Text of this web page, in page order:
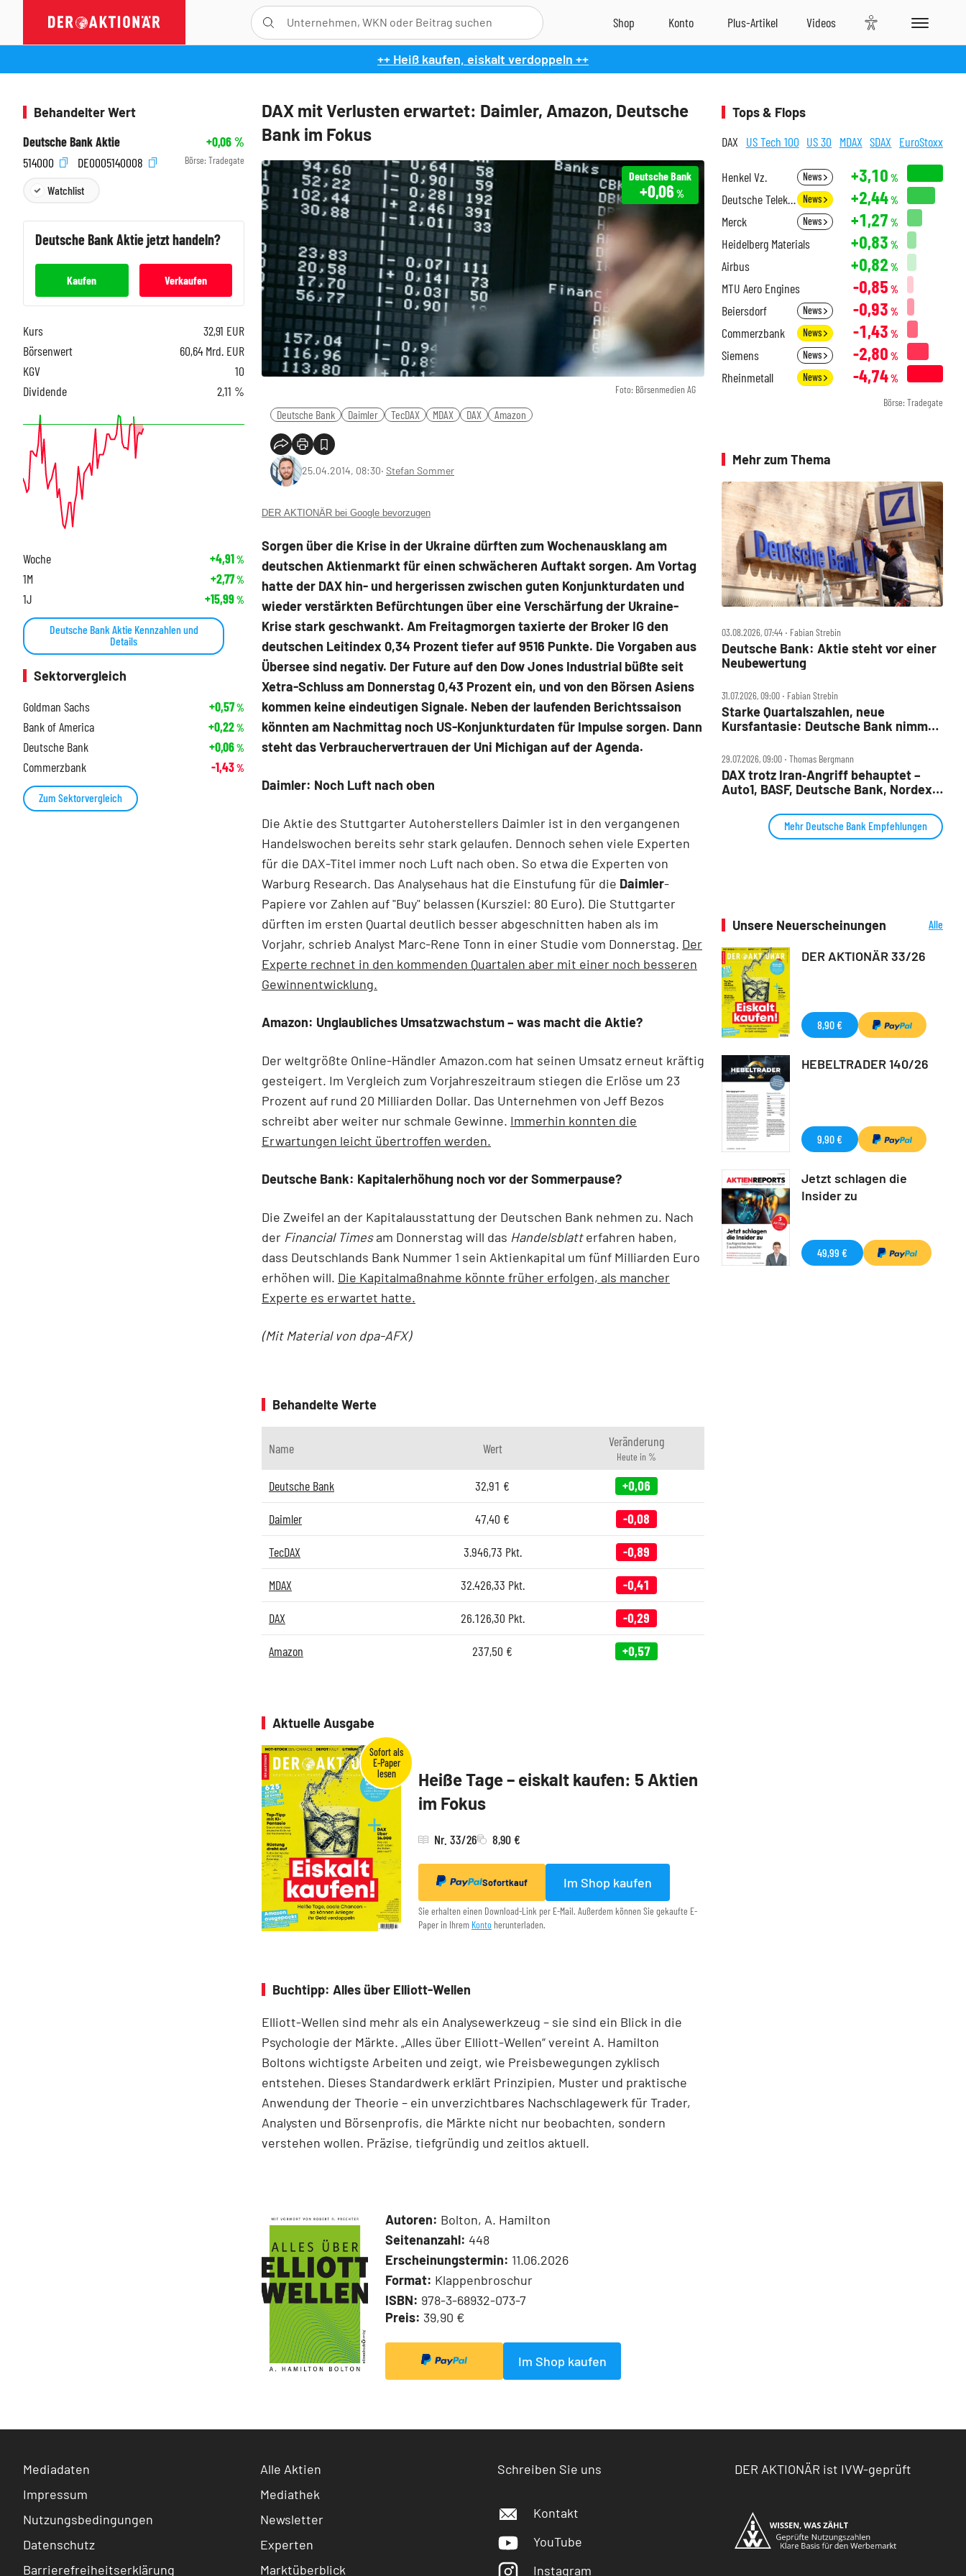
++ Heiß kaufen, eiskalt verdoppeln ++
DAX mit Verlusten erwartet: Daimler, Amazon, Deutsche
Bank im Fokus
Foto: Börsenmedien AG
Deutsche Bank
+0,06 %
Deutsche Bank Daimler TecDAX MDAX DAX Amazon
25.04.2014, 08:30‧ Stefan Sommer
DER AKTIONÄR bei Google bevorzugen
Sorgen über die Krise in der Ukraine dürften zum Wochenausklang am
deutschen Aktienmarkt für einen schwächeren Auftakt sorgen. Am Vortag
hatte der DAX hin- und hergerissen zwischen guten Konjunkturdaten und
wieder verstärkten Befürchtungen über eine Verschärfung der Ukraine-
Krise stark geschwankt. Am Freitagmorgen taxierte der Broker IG den
deutschen Leitindex 0,34 Prozent tiefer auf 9516 Punkte. Die Vorgaben aus
Übersee sind negativ. Der Future auf den Dow Jones Industrial büßte seit
Xetra-Schluss am Donnerstag 0,43 Prozent ein, und von den Börsen Asiens
kommen keine eindeutigen Signale. Neben der laufenden Berichtssaison
könnten am Nachmittag noch US-Konjunkturdaten für Impulse sorgen. Dann
steht das Verbrauchervertrauen der Uni Michigan auf der Agenda.
Daimler: Noch Luft nach oben
Die Aktie des Stuttgarter Autoherstellers Daimler ist in den vergangenen
Handelswochen bereits sehr stark gelaufen. Dennoch sehen viele Experten
für die DAX-Titel immer noch Luft nach oben. So etwa die Experten von
Warburg Research. Das Analysehaus hat die Einstufung für die Daimler-
Papiere vor Zahlen auf "Buy" belassen (Kursziel: 80 Euro). Die Stuttgarter
dürften im ersten Quartal deutlich besser abgeschnitten haben als im
Vorjahr, schrieb Analyst Marc-Rene Tonn in einer Studie vom Donnerstag. Der
Experte rechnet in den kommenden Quartalen aber mit einer noch besseren
Gewinnentwicklung.
Amazon: Unglaubliches Umsatzwachstum – was macht die Aktie?
Der weltgrößte Online-Händler Amazon.com hat seinen Umsatz erneut kräftig
gesteigert. Im Vergleich zum Vorjahreszeitraum stiegen die Erlöse um 23
Prozent auf rund 20 Milliarden Dollar. Das Unternehmen von Jeff Bezos
schreibt aber weiter nur schmale Gewinne. Immerhin konnten die
Erwartungen leicht übertroffen werden.
Deutsche Bank: Kapitalerhöhung noch vor der Sommerpause?
Die Zweifel an der Kapitalausstattung der Deutschen Bank nehmen zu. Nach
der Financial Timesam Donnerstag will das Handelsblatterfahren haben,
dass Deutschlands Bank Nummer 1 sein Aktienkapital um fünf Milliarden Euro
erhöhen will. Die Kapitalmaßnahme könnte früher erfolgen, als mancher
Experte es erwartet hatte.
(Mit Material von dpa-AFX)
Behandelte Werte
Name Wert Veränderung
Heute in %
Deutsche Bank 32,91 € +0,06
Daimler 47,40 € -0,08
TecDAX 3.946,73 Pkt. -0,89
MDAX 32.426,33 Pkt. -0,41
DAX 26.126,30 Pkt. -0,29
Amazon 237,50 € +0,57
Aktuelle Ausgabe
Heiße Tage – eiskalt kaufen: 5 Aktien
im Fokus
Nr. 33/26 8,90 €
Sofortkauf Im Shop kaufen
Sie erhalten einen Download-Link per E-Mail. Außerdem können Sie gekaufte E-
Paper in Ihrem Konto herunterladen.
Buchtipp: Alles über Elliott-Wellen
Elliott-Wellen sind mehr als ein Analysewerkzeug – sie sind ein Blick in die
Psychologie der Märkte. „Alles über Elliott-Wellen“ vereint A. Hamilton
Boltons wichtigste Arbeiten und zeigt, wie Preisbewegungen zyklisch
entstehen. Dieses Standardwerk erklärt Prinzipien, Muster und praktische
Anwendung der Theorie – ein unverzichtbares Nachschlagewerk für Trader,
Analysten und Börsenprofis, die Märkte nicht nur beobachten, sondern
verstehen wollen. Präzise, tiefgründig und zeitlos aktuell.
Autoren: Bolton, A. Hamilton
Seitenanzahl: 448
Erscheinungstermin: 11.06.2026
Format: Klappenbroschur
ISBN: 978-3-68932-073-7
Preis: 39,90 €
Im Shop kaufen
Behandelter Wert
Deutsche Bank Aktie
+0,06%
514000
DE0005140008 Börse: Tradegate
Watchlist
Deutsche BankAktie jetzt handeln?
Kaufen Verkaufen
Kurs 32,91 EUR
Börsenwert
60,64 Mrd. EUR
KGV
10
Dividende
2,11 %
Woche +4,91%
1M +2,77%
1J +15,99%
Deutsche Bank Aktie Kennzahlen und
Details
Sektorvergleich
Goldman Sachs
+0,57%
Bank of America +0,22%
Deutsche Bank +0,06%
Commerzbank -1,43%
Zum Sektorvergleich
Tops & Flops
DAX US Tech 100 US 30 MDAX SDAX EuroStoxx
Henkel Vz. News +3,10 %
Deutsche Telekom News +2,44%
Merck News +1,27 %
Heidelberg Materials +0,83 %
Airbus +0,82 %
MTU Aero Engines -0,85 %
Beiersdorf News -0,93 %
Commerzbank News -1,43 %
Siemens News -2,80 %
Rheinmetall News -4,74%
Börse: Tradegate
Mehr zum Thema
03.08.2026, 07:44 ‧ Fabian Strebin
Deutsche Bank: Aktie steht vor einer
Neubewertung
31.07.2026, 09:00 ‧ Fabian Strebin
Starke Quartalszahlen, neue
Kursfantasie: Deutsche Bank nimmt
29.07.2026, 09:00 ‧ Thomas Bergmann
DAX trotz Iran‑Angriff behauptet –
Auto1, BASF, Deutsche Bank, Nordex,
Mehr Deutsche Bank Empfehlungen
Unsere Neuerscheinungen
Alle
DER AKTIONÄR 33/26
8,90 €
HEBELTRADER 140/26
9,90 €
Jetzt schlagen die
Insider zu
49,99 €
Mediadaten
Impressum
Nutzungsbedingungen
Datenschutz
Barrierefreiheitserklärung
Alle Aktien
Mediathek
Newsletter
Experten
Marktüberblick
Schreiben Sie uns
Kontakt
YouTube
Instagram
DER AKTIONÄR ist IVW-geprüft